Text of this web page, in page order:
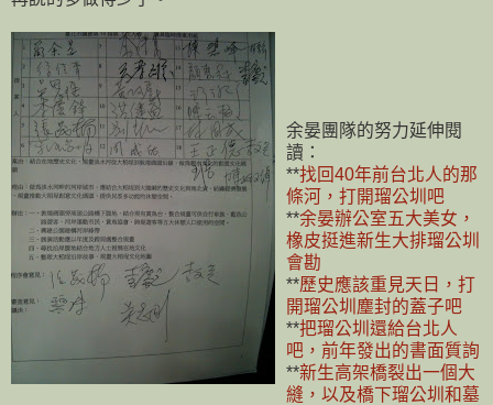
余晏團隊的努力延伸閱
讀：
**找回40年前台北人的那
條河，打開瑠公圳吧
**余晏辦公室五大美女，
橡皮挺進新生大排瑠公圳
會勘
**歷史應該重見天日，打
開瑠公圳塵封的蓋子吧
**把瑠公圳還給台北人
吧，前年發出的書面質詢
**新生高架橋裂出一個大
縫，以及橋下瑠公圳和墓